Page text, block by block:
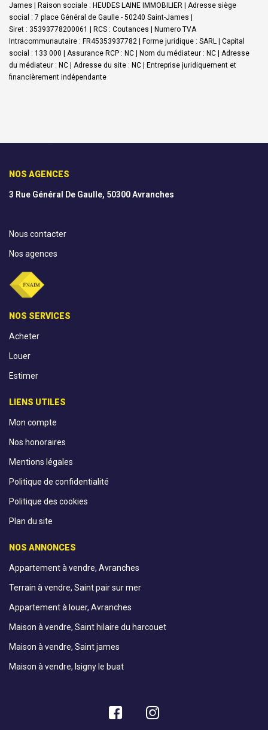
James | Raison sociale : HEUDES LAINE IMMOBILIER | Adresse siège
social : 7 place Général de Gaulle - 50240 Saint-James |
Siret : 35393778200061 | RCS : Coutances | Numero TVA
Intracommunautaire : FR45353937782 | Forme juridique : SARL | Capital
social : 133 000 | Assurance RCP : NC | Nom du médiateur : NC | Adresse
du médiateur : NC | Adresse du site : NC | Entreprise juridiquement et
financièrement indépendante
NOS AGENCES
3 Rue Général De Gaulle, 50300 Avranches
Nous contacter
Nos agences
NOS SERVICES
Acheter
Louer
Estimer
LIENS UTILES
Mon compte
Nos honoraires
Mentions légales
Politique de confidentialité
Politique des cookies
Plan du site
NOS ANNONCES
Appartement à vendre, Avranches
Terrain à vendre, Saint pair sur mer
Appartement à louer, Avranches
Maison à vendre, Saint hilaire du harcouet
Maison à vendre, Saint james
Maison à vendre, Isigny le buat